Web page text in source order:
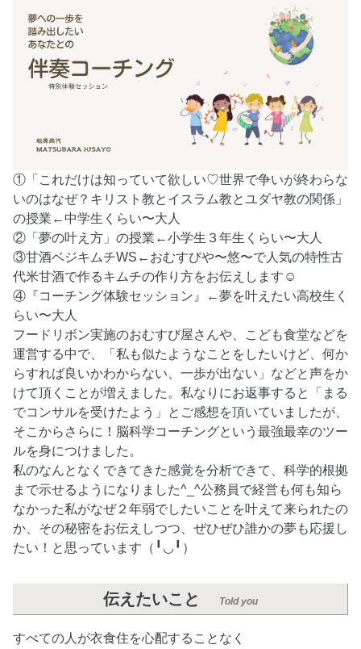
①「これだけは知っていて欲しい♡世界で争いが終わらな
いのはなぜ？キリスト教とイスラム教とユダヤ教の関係」
の授業←中学生くらい〜大人
②「夢の叶え方」の授業←小学生３年生くらい〜大人
③甘酒ベジキムチWS←おむすびや〜悠〜で人気の特性古
代米甘酒で作るキムチの作り方をお伝えします☺︎
④『コーチング体験セッション』←夢を叶えたい高校生く
らい〜大人
フードリボン実施のおむすび屋さんや、こども食堂などを
運営する中で、「私も似たようなことをしたいけど、何か
らすれば良いかわからない、一歩が出ない」などと声をか
けて頂くことが増えました。私なりにお返事すると「まる
でコンサルを受けたよう」とご感想を頂いていましたが、
そこからさらに！脳科学コーチングという最強最幸のツー
ルを身につけました。
私のなんとなくできてきた感覚を分析できて、科学的根拠
まで示せるようになりました^_^公務員で経営も何も知ら
なかった私がなぜ２年弱でしたいことを叶えて来られたの
か、その秘密をお伝えしつつ、ぜひぜひ誰かの夢も応援し
たい！と思っています（╹◡╹）
伝えたいこと Told you
すべての人が衣食住を心配することなく